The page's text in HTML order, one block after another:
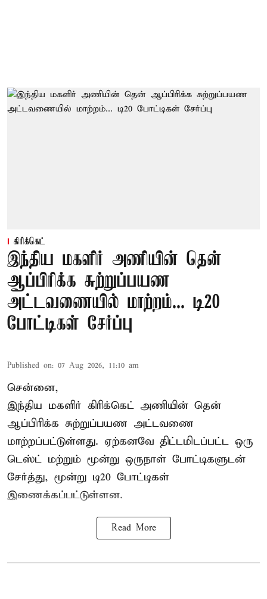
கிரிக்கெட்
இந்திய மகளிர் அணியின் தென்
ஆப்பிரிக்க சுற்றுப்பயண
அட்டவணையில் மாற்றம்... டி20
போட்டிகள் சேர்ப்பு
Published on: 07 Aug 2026, 11:10 am
சென்னை,
இந்திய மகளிர் கிரிக்கெட் அணியின் தென்
ஆப்பிரிக்க சுற்றுப்பயண அட்டவணை
மாற்றப்பட்டுள்ளது. ஏற்கனவே திட்டமிடப்பட்ட ஒரு
டெஸ்ட் மற்றும் மூன்று ஒருநாள் போட்டிகளுடன்
சேர்த்து, மூன்று டி20 போட்டிகள்
இணைக்கப்பட்டுள்ளன.
Read More